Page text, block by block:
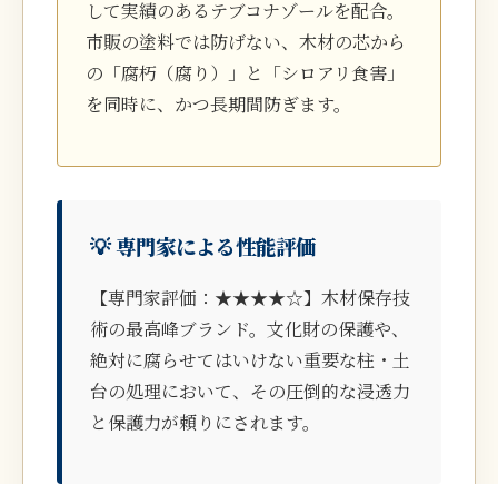
して実績のあるテブコナゾールを配合。
市販の塗料では防げない、木材の芯から
の「腐朽（腐り）」と「シロアリ食害」
を同時に、かつ長期間防ぎます。
💡 専門家による性能評価
【専門家評価：★★★★☆】木材保存技
術の最高峰ブランド。文化財の保護や、
絶対に腐らせてはいけない重要な柱・土
台の処理において、その圧倒的な浸透力
と保護力が頼りにされます。